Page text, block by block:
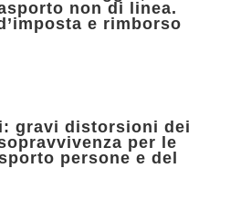
non di linea.
e rimborso
gravi distorsioni dei
per le
persone e del